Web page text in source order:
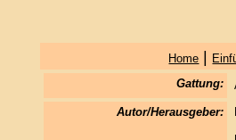
Home |
Gattung:
Autor/Herausgeber: